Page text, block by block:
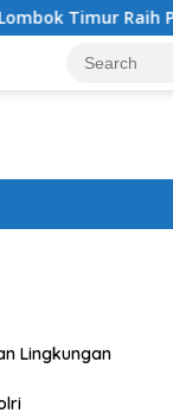
Lingkungan